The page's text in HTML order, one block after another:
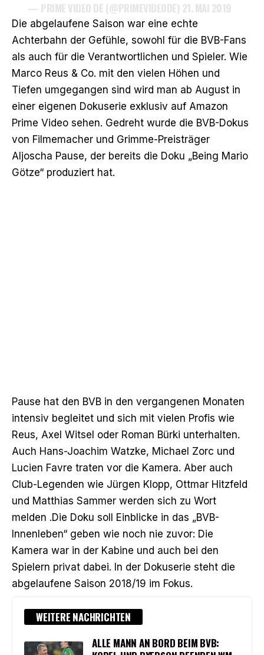
— PRIME VIDEO DE (@PRIMEVIDEODE) 21. MAI 2019
Die abgelaufene Saison war eine echte
Achterbahn der Gefühle, sowohl für die BVB-Fans
als auch für die Verantwortlichen und Spieler. Wie
Marco Reus & Co. mit den vielen Höhen und
Tiefen umgegangen sind wird man ab August in
einer eigenen Dokuserie exklusiv auf Amazon
Prime Video sehen. Gedreht wurde die BVB-Dokus
von Filmemacher und Grimme-Preisträger
Aljoscha Pause, der bereits die Doku „Being Mario
Götze“ produziert hat.
Pause hat den BVB in den vergangenen Monaten
intensiv begleitet und sich mit vielen Profis wie
Reus, Axel Witsel oder Roman Bürki unterhalten.
Auch Hans-Joachim Watzke, Michael Zorc und
Lucien Favre traten vor die Kamera. Aber auch
Club-Legenden wie Jürgen Klopp, Ottmar Hitzfeld
und Matthias Sammer werden sich zu Wort
melden .Die Doku soll Einblicke in das „BVB-
Innenleben“ geben wie noch nie zuvor: Die
Kamera war in der Kabine und auch bei den
Spielern privat dabei. In der Dokuserie steht die
abgelaufene Saison 2018/19 im Fokus.
WEITERE NACHRICHTEN
ALLE MANN AN BORD BEIM BVB: